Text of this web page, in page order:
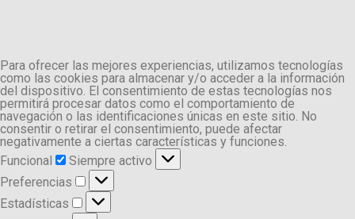
Para ofrecer las mejores experiencias, utilizamos tecnologías
como las cookies para almacenar y/o acceder a la información
del dispositivo. El consentimiento de estas tecnologías nos
permitirá procesar datos como el comportamiento de
navegación o las identificaciones únicas en este sitio. No
consentir o retirar el consentimiento, puede afectar
negativamente a ciertas características y funciones.
Funcional
Funcional
Siempre activo
Preferencias
Preferencias
Estadísticas
Estadísticas